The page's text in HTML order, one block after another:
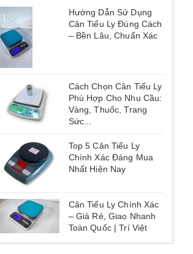
Hướng Dẫn Sử Dụng
Cân Tiểu Ly Đúng Cách
– Bền Lâu, Chuẩn Xác
Cách Chọn Cân Tiểu Ly
Phù Hợp Cho Nhu Cầu:
Vàng, Thuốc, Trang
Sức...
Top 5 Cân Tiểu Ly
Chính Xác Đáng Mua
Nhất Hiện Nay
Cân Tiểu Ly Chính Xác
– Giá Rẻ, Giao Nhanh
Toàn Quốc | Trí Việt